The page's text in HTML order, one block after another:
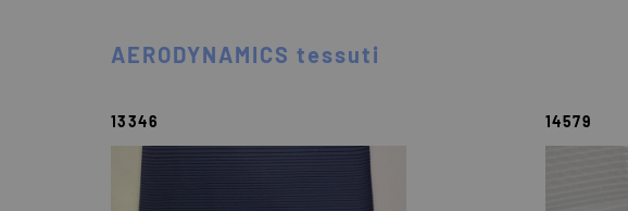
AERODYNAMICS tessuti
13346 14579